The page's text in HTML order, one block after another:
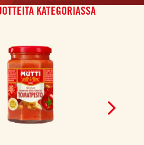
KATEGORIASSA